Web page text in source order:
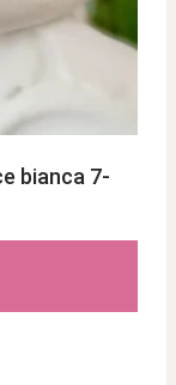
bianca 7-